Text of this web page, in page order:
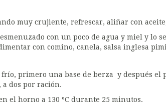
muy crujiente, refrescar, aliñar con
con un poco de agua y miel y lo
con comino, canela, salsa inglesa
primero una base de berza y después
a dos por ración.
el horno a 130 ºC durante 25 minutos.